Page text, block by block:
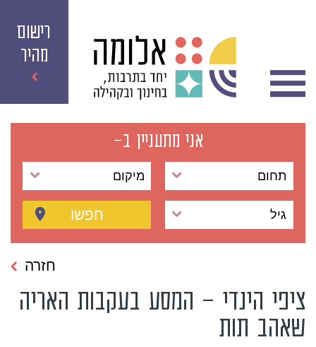
רישום
מהיר
אני מתעניין ב-
תחום מיקום
גיל חפשו
ציפי הינדי – המסע בעקבות האריה
שאהב תות
חזרה